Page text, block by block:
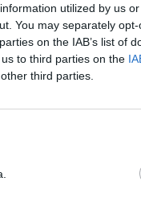
utilized by us
You may separately
on the IAB’s list of
to third parties on the
third parties.
γενικόλογη
ότι
.
κόσμος θα